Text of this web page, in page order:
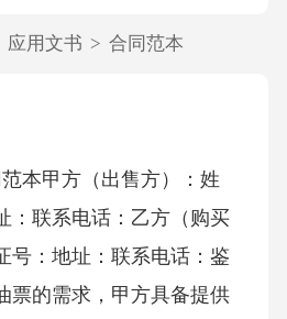
应用文书 > 合同范本
本 甲方（出售方）：姓
：联系电话：乙方（购买
号：地址：联系电话：鉴
票的需求，甲方具备提供